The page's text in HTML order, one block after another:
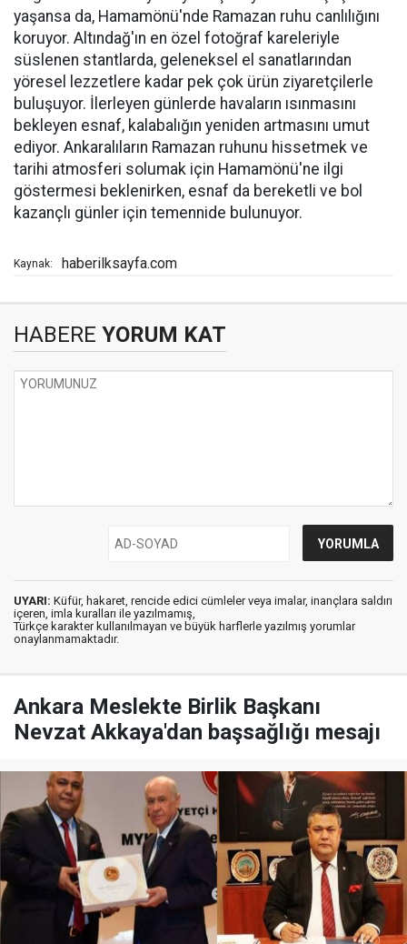
yaşansa da, Hamamönü'nde Ramazan ruhu canlılığını
koruyor. Altındağ'ın en özel fotoğraf kareleriyle
süslenen stantlarda, geleneksel el sanatlarından
yöresel lezzetlere kadar pek çok ürün ziyaretçilerle
buluşuyor. İlerleyen günlerde havaların ısınmasını
bekleyen esnaf, kalabalığın yeniden artmasını umut
ediyor. Ankaralıların Ramazan ruhunu hissetmek ve
tarihi atmosferi solumak için Hamamönü'ne ilgi
göstermesi beklenirken, esnaf da bereketli ve bol
kazançlı günler için temennide bulunuyor.
Kaynak: haberilksayfa.com
HABERE YORUM KAT
UYARI: Küfür, hakaret, rencide edici cümleler veya imalar, inançlara saldırı
içeren, imla kuralları ile yazılmamış,
Türkçe karakter kullanılmayan ve büyük harflerle yazılmış yorumlar
onaylanmamaktadır.
Ankara Meslekte Birlik Başkanı
Nevzat Akkaya'dan başsağlığı mesajı